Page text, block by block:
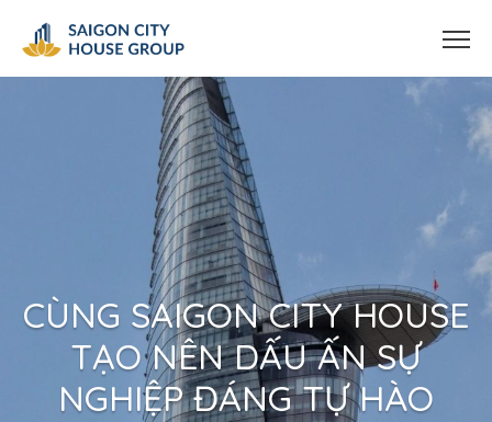
CÙNG SAIGON CITY HOUSE
TẠO NÊN DẤU ẤN SỰ
NGHIỆP ĐÁNG TỰ HÀO